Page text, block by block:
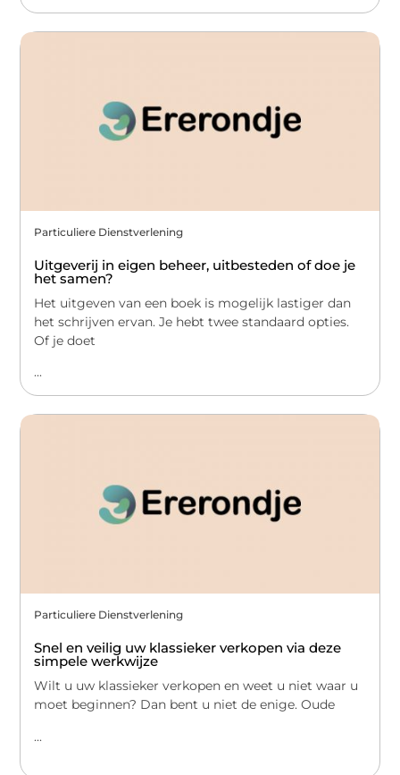
Particuliere Dienstverlening
Uitgeverij in eigen beheer, uitbesteden of doe je
het samen?
Het uitgeven van een boek is mogelijk lastiger dan
het schrijven ervan. Je hebt twee standaard opties.
Of je doet
...
Particuliere Dienstverlening
Snel en veilig uw klassieker verkopen via deze
simpele werkwijze
Wilt u uw klassieker verkopen en weet u niet waar u
moet beginnen? Dan bent u niet de enige. Oude
...